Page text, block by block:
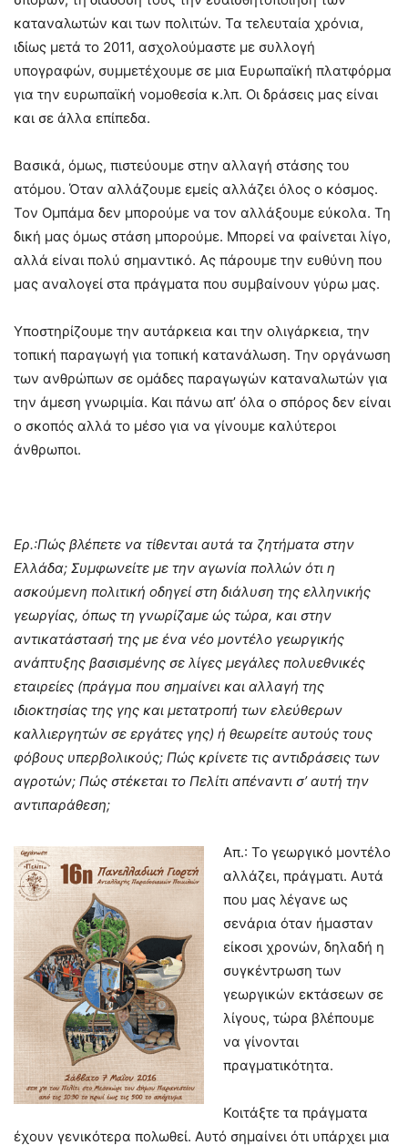
καταναλωτών και των πολιτών. Τα τελευταία χρόνια,
ιδίως μετά το 2011, ασχολούμαστε με συλλογή
υπογραφών, συμμετέχουμε σε μια Ευρωπαϊκή πλατφόρμα
για την ευρωπαϊκή νομοθεσία κ.λπ. Οι δράσεις μας είναι
και σε άλλα επίπεδα.
Βασικά, όμως, πιστεύουμε στην αλλαγή στάσης του
ατόμου. Όταν αλλάζουμε εμείς αλλάζει όλος ο κόσμος.
Τον Ομπάμα δεν μπορούμε να τον αλλάξουμε εύκολα. Τη
δική μας όμως στάση μπορούμε. Μπορεί να φαίνεται λίγο,
αλλά είναι πολύ σημαντικό. Ας πάρουμε την ευθύνη που
μας αναλογεί στα πράγματα που συμβαίνουν γύρω μας.
Υποστηρίζουμε την αυτάρκεια και την ολιγάρκεια, την
τοπική παραγωγή για τοπική κατανάλωση. Την οργάνωση
των ανθρώπων σε ομάδες παραγωγών καταναλωτών για
την άμεση γνωριμία. Και πάνω απ’ όλα ο σπόρος δεν είναι
ο σκοπός αλλά το μέσο για να γίνουμε καλύτεροι
άνθρωποι.
Ερ.:Πώς βλέπετε να τίθενται αυτά τα ζητήματα στην
Ελλάδα; Συμφωνείτε με την αγωνία πολλών ότι η
ασκούμενη πολιτική οδηγεί στη διάλυση της ελληνικής
γεωργίας, όπως τη γνωρίζαμε ώς τώρα, και στην
αντικατάστασή της με ένα νέο μοντέλο γεωργικής
ανάπτυξης βασισμένης σε λίγες μεγάλες πολυεθνικές
εταιρείες (πράγμα που σημαίνει και αλλαγή της
ιδιοκτησίας της γης και μετατροπή των ελεύθερων
καλλιεργητών σε εργάτες γης) ή θεωρείτε αυτούς τους
φόβους υπερβολικούς; Πώς κρίνετε τις αντιδράσεις των
αγροτών; Πώς στέκεται το Πελίτι απέναντι σ’ αυτή την
αντιπαράθεση;
Απ.: Το γεωργικό μοντέλο
αλλάζει, πράγματι. Αυτά
που μας λέγανε ως
σενάρια όταν ήμασταν
είκοσι χρονών, δηλαδή η
συγκέντρωση των
γεωργικών εκτάσεων σε
λίγους, τώρα βλέπουμε
να γίνονται
πραγματικότητα.
Κοιτάξτε τα πράγματα
έχουν γενικότερα πολωθεί. Αυτό σημαίνει ότι υπάρχει μια